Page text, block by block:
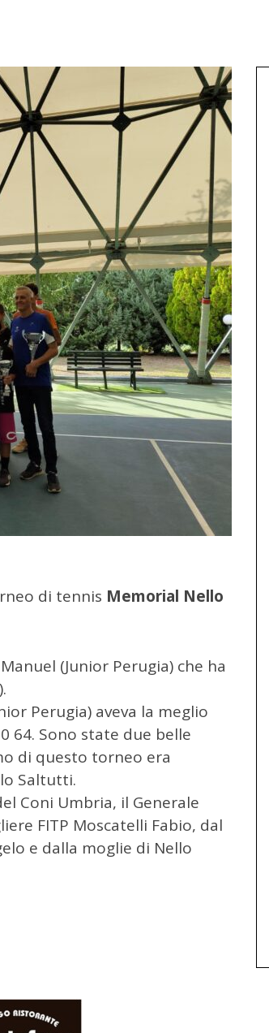
di tennis Memorial Nello
(Junior Perugia) che ha
Perugia) aveva la meglio
64. Sono state due belle
di questo torneo era
Saltutti.
Coni Umbria, il Generale
FITP Moscatelli Fabio, dal
e dalla moglie di Nello